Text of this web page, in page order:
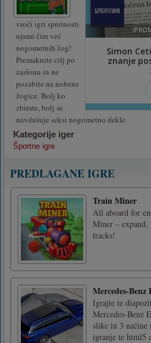
vroči igri spretnosti
ujami čim več
nogometnih žog!
Premaknite cilj po
zaslonu in ne
pozabite na nobene
žogice. Bolj ko
zbirate, bolj se
navdušuje seksi nogometno dekle.
Kategorije iger
Športne igre
PREDLAGANE IGRE
Train Miner
All aboard for
Miner – expand,
tracks!
Mercedes-
Igrajte te
Mercedes-Benz
slike in 3 načine
igranje te html5